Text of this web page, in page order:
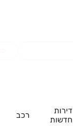
דירות
חדשות
רכב